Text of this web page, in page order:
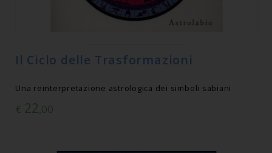
Il Ciclo delle Trasformazioni
Una reinterpretazione astrologica dei simboli sabiani
€ 22,00